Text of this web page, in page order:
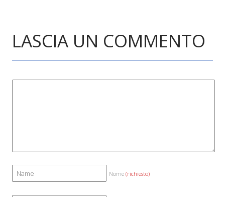
LASCIA UN COMMENTO
Nome(richiesto)